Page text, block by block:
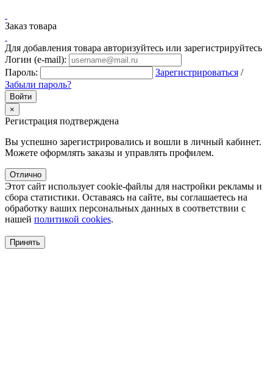
Заказ товара
Для добавления товара авторизуйтесь или зарегистрируйтесь
Логин (e-mail):
Пароль:
Зарегистрироваться /
Забыли пароль?
×
Регистрация подтверждена
Вы успешно зарегистрировались и вошли в личный кабинет.
Можете оформлять заказы и управлять профилем.
Отлично
Этот сайт использует cookie-файлы для настройки рекламы и
сбора статистики. Оставаясь на сайте, вы соглашаетесь на
обработку ваших персональных данных в соответствии с
нашей политикой cookies.
Принять